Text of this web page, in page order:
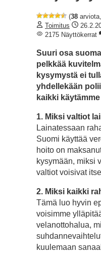
(38
Toimitus
2175 Näyttökerrat
Suuri osa
pelkkää
kysymystä ei
yhdellekään
kaikki
1. Miksi valtiot
Lainatessaan
Suomi käyttää
hoito on
kysymään, miksi
valtiot voisivat
2. Miksi kaikki
Tämä luo hyvin
voisimme
velanottohalua,
kuulemaan